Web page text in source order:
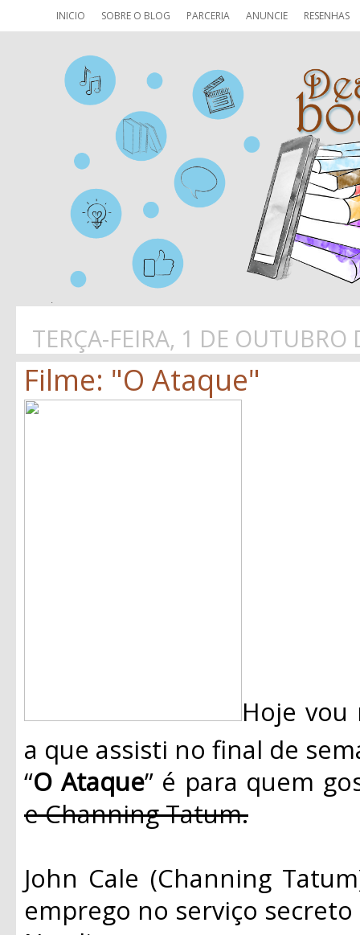
INICIO SOBRE O BLOG PARCERIA ANUNCIE RESENHAS
TERÇA-FEIRA, 1 DE OUTUBRO
Filme: "O Ataque"
Hoje
a que assisti no final de
“O Ataque” é para quem
e Channing Tatum.
John Cale (Channing
emprego no serviço secreto